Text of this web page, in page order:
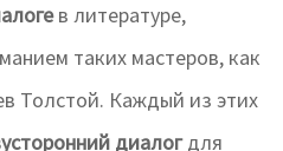
в литературе,
таких мастеров, как
Толстой. Каждый из этих
диалогдля